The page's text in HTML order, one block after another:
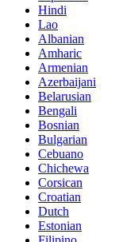
Hindi
Lao
Albanian
Amharic
Armenian
Azerbaijani
Belarusian
Bengali
Bosnian
Bulgarian
Cebuano
Chichewa
Corsican
Croatian
Dutch
Estonian